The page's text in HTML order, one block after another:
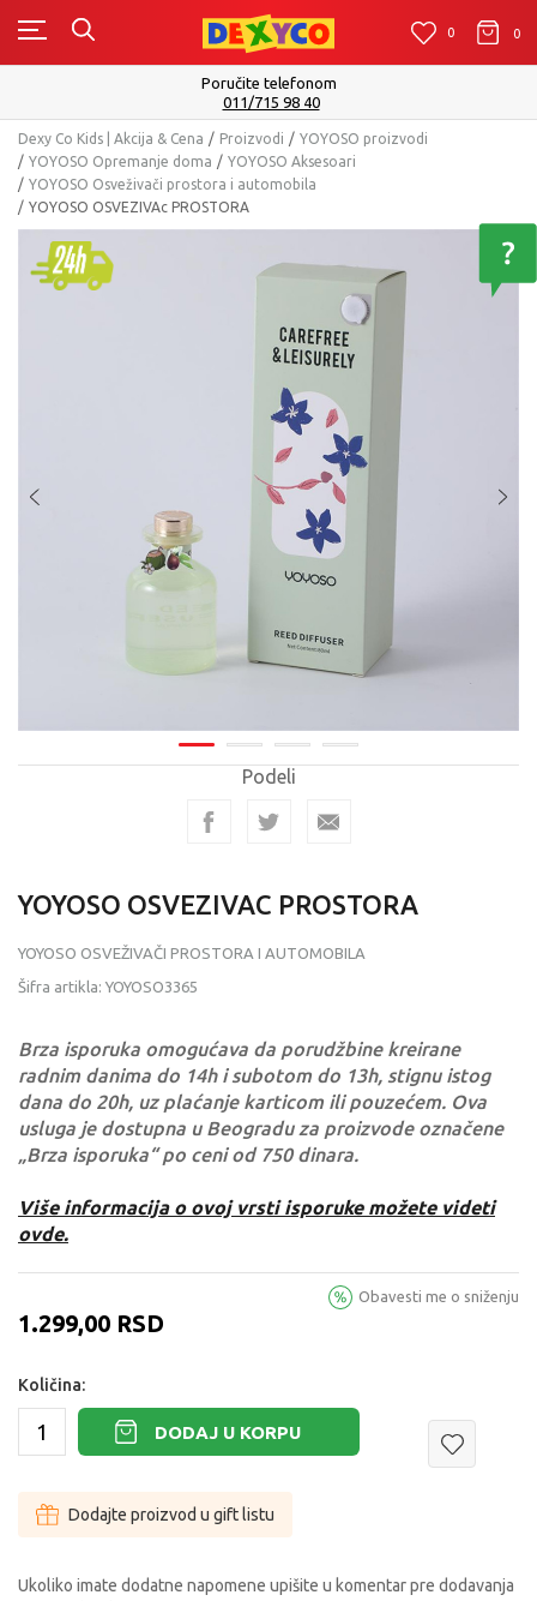
0 0 0
Poručite telefonom
011/715 98 40
Dexy Co Kids | Akcija & Cena Proizvodi
YOYOSO proizvodi
YOYOSO Opremanje doma
YOYOSO Aksesoari
YOYOSO Osveživači prostora i automobila
YOYOSO OSVEZIVAc PROSTORA
Podeli
YOYOSO OSVEZIVAC PROSTORA
YOYOSO OSVEŽIVAČI PROSTORA I AUTOMOBILA
Šifra artikla: YOYOSO3365
Brza isporuka omogućava da porudžbine kreirane
radnim danima do 14h i subotom do 13h, stignu istog
dana do 20h, uz plaćanje karticom ili pouzećem. Ova
usluga je dostupna u Beogradu za proizvode označene
„Brza isporuka“ po ceni od 750 dinara.
Više informacija o ovoj vrsti isporuke možete videti
ovde.
1.299,00 RSD
Obavesti me o sniženju
Količina:
DODAJ U KORPU
Dodajte proizvod u gift listu
Ukoliko imate dodatne napomene upišite u komentar pre dodavanja